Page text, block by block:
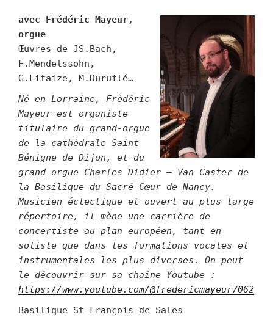
avec Frédéric Mayeur,
orgue
Œuvres de JS.Bach,
F.Mendelssohn,
G.Litaize, M.Duruflé…
Né en Lorraine, Frédéric
Mayeur est organiste
titulaire du grand-orgue
de la cathédrale Saint
Bénigne de Dijon, et du
grand orgue Charles Didier – Van Caster de
la Basilique du Sacré Cœur de Nancy.
Musicien éclectique et ouvert au plus large
répertoire, il mène une carrière de
concertiste au plan européen, tant en
soliste que dans les formations vocales et
instrumentales les plus diverses. On peut
le découvrir sur sa chaîne Youtube :
https://www.youtube.com/@fredericmayeur7062
Basilique St François de Sales